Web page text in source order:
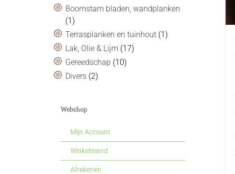
Boomstam bladen, wandplanken
(1)
Terrasplanken en tuinhout (1)
Lak, Olie & Lijm (17)
Gereedschap (10)
Divers (2)
Webshop
Mijn Account
Winkelmand
Afrekenen